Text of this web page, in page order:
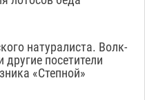
натуралиста. Волк-
другие посетители
«Степной»